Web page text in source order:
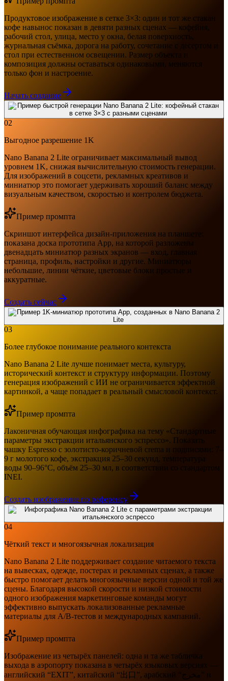
Продуктовое изображение в сетке 3×3: один и тот же стакан
кофе навынос показан в девяти разных сценах — кофейня,
рабочий стол, улица, место у окна, белая поверхность,
журнальная съёмка, дорога на работу, сочетание с десертом и
стол при естественном освещении. Размер объекта и
композиция должны оставаться одинаковыми, меняются
только фон и настроение.
Начать создание
02
Выгодное разрешение 1K
Nano Banana 2 Lite ограничивает максимальный вывод
уровнем 1K, снижая вычислительную стоимость генерации.
Для изображений в соцсети, рекламных креативов и
миниатюр это помогает удерживать хороший баланс между
визуальным качеством, скоростью и контролем бюджета.
Пример промпта
Скриншот интерфейса дизайн-приложения на планшете:
показана доска прототипа App, на которой разложены
двенадцать миниатюр разных экранов — вход, главная
страница, профиль, настройки и другие. Миниатюры
небольшие, линии чёткие, цветовые блоки простые и
аккуратные.
Создать сейчас
03
Более глубокое понимание реального контекста
Nano Banana 2 Lite лучше понимает места, культуру,
исторический контекст и структуру информации. Поэтому
генерация изображений с ИИ не ограничивается эффектной
картинкой, а чаще попадает в реальный смысловой контекст.
Пример промпта
Лаконичная обучающая инфографика на тему «Стандартные
параметры экстракции итальянского эспрессо». Показать
чашку Espresso с золотисто-коричневой crema и подписями: 7–
9 г молотого кофе, экстракция 25–30 секунд, температура
воды 90–96°C, объём 25–30 мл, в соответствии со стандартом
INEI.
Создать изображение по референсу
04
Чёткий текст и многоязычная локализация
Nano Banana 2 Lite поддерживает создание читаемого текста
на вывесках, одежде, постерах и рекламных сценах, а также
быстро помогает делать многоязычные версии одной и той же
сцены. Благодаря высокой скорости и низкой стоимости
одного изображения маркетинговые команды могут
эффективно выпускать локализованные рекламные
материалы для A/B-тестов и международных кампаний.
Пример промпта
Изображение из четырёх панелей: одна и та же табличка
выхода в аэропорту показана в четырёх языковых версиях —
английский “EXIT”, китайский “出口”, арабский “مخرج” и